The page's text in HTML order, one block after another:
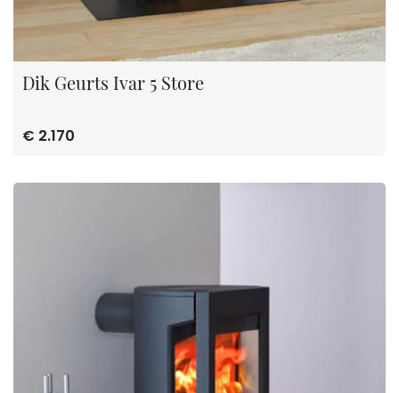
Dik Geurts Ivar 5 Store
€ 2.170